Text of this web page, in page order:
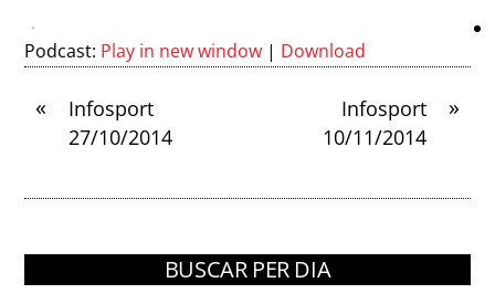
Podcast: Play in new window | Download
«
Infosport
27/10/2014
»
Infosport
10/11/2014
BUSCAR PER DIA